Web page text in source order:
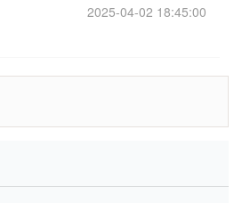
2025-04-02 18:45:00